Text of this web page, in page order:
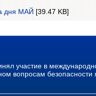
дня МАЙ [39.47 KB]
участие в
вопросам безопасности